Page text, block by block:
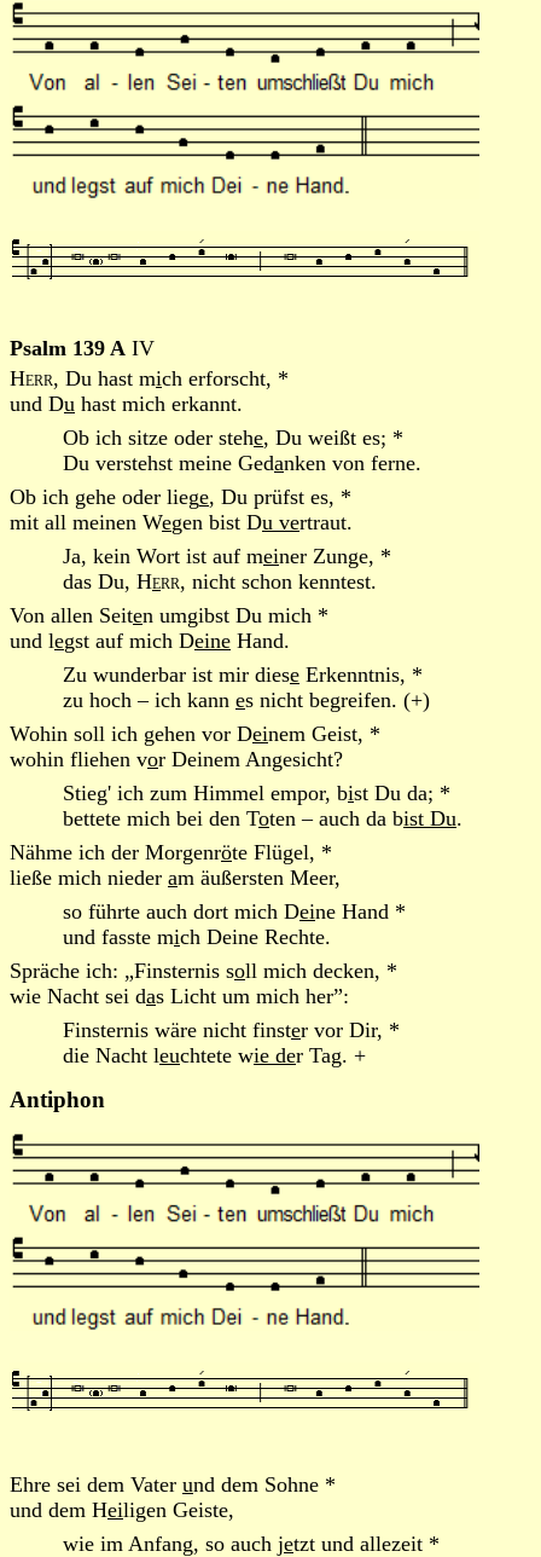
Psalm 139 A IV
Herr, Du hast mich erforscht, *
und Du hast mich erkannt.
Ob ich sitze oder stehe, Du weißt es; *
Du verstehst meine Gedanken von ferne.
Ob ich gehe oder liege, Du prüfst es, *
mit all meinen Wegen bist Du vertraut.
Ja, kein Wort ist auf meiner Zunge, *
das Du, Herr, nicht schon kenntest.
Von allen Seiten umgibst Du mich *
und legst auf mich Deine Hand.
Zu wunderbar ist mir diese Erkenntnis, *
zu hoch – ich kann es nicht begreifen. (+)
Wohin soll ich gehen vor Deinem Geist, *
wohin fliehen vor Deinem Angesicht?
Stieg' ich zum Himmel empor, bist Du da; *
bettete mich bei den Toten – auch da bist Du.
Nähme ich der Morgenröte Flügel, *
ließe mich nieder am äußersten Meer,
so führte auch dort mich Deine Hand *
und fasste mich Deine Rechte.
Spräche ich: „Finsternis soll mich decken, *
wie Nacht sei das Licht um mich her”:
Finsternis wäre nicht finster vor Dir, *
die Nacht leuchtete wie der Tag. +
Antiphon
Ehre sei dem Vater und dem Sohne *
und dem Heiligen Geiste,
wie im Anfang, so auch jetzt und allezeit *